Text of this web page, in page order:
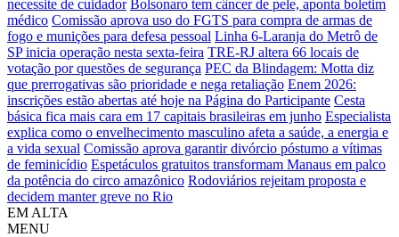
necessite de cuidador Bolsonaro tem câncer de pele, aponta boletim
médico Comissão aprova uso do FGTS para compra de armas de
fogo e munições para defesa pessoal Linha 6-Laranja do Metrô de
SP inicia operação nesta sexta-feira TRE-RJ altera 66 locais de
votação por questões de segurança PEC da Blindagem: Motta diz
que prerrogativas são prioridade e nega retaliação Enem 2026:
inscrições estão abertas até hoje na Página do Participante Cesta
básica fica mais cara em 17 capitais brasileiras em junho Especialista
explica como o envelhecimento masculino afeta a saúde, a energia e
a vida sexual Comissão aprova garantir divórcio póstumo a vítimas
de feminicídio Espetáculos gratuitos transformam Manaus em palco
da potência do circo amazônico Rodoviários rejeitam proposta e
decidem manter greve no Rio
EM ALTA
MENU